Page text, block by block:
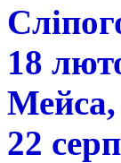
18
Мейса,
22